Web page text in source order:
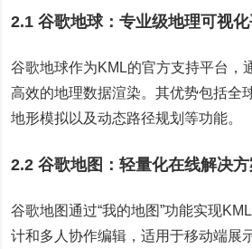
2.1 谷歌地球：专业级地理可视
谷歌地球作为KML的官方支持平台，
高效的地理数据渲染。其优势包括全
地形模拟以及动态路径规划等功能。
2.2 谷歌地图：轻量化在线解决
谷歌地图通过“我的地图”功能实现
计和多人协作编辑，适用于移动端展